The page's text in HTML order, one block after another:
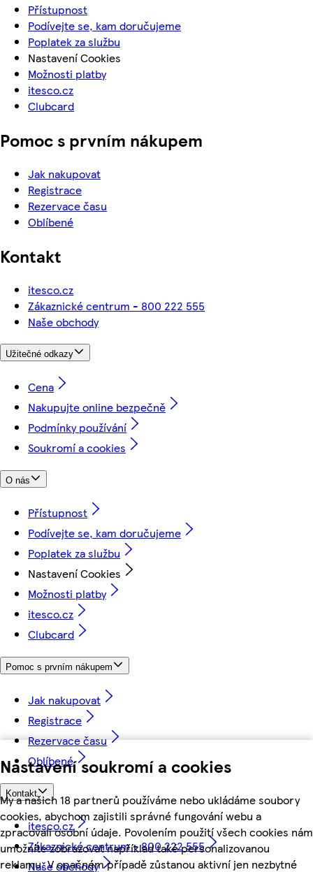
Nastavení soukromí a cookies
My a našich 18 partnerů používáme nebo ukládáme soubory
cookies, abychom zajistili správné fungování webu a
zpracovali osobní údaje. Povolením použití všech cookies nám
umožníte zobrazovat například také personalizovanou
reklamu. V opačném případě zůstanou aktivní jen nezbytné
Přístupnost
Podívejte se, kam doručujeme
Poplatek za službu
Nastavení Cookies
Možnosti platby
itesco.cz
Clubcard
Pomoc s prvním nákupem
Jak nakupovat
Registrace
Rezervace času
Oblíbené
Kontakt
itesco.cz
Zákaznické centrum - 800 222 555
Naše obchody
Užitečné odkazy
Cena
Nakupujte online bezpečně
Podmínky používání
Soukromí a cookies
O nás
Přístupnost
Podívejte se, kam doručujeme
Poplatek za službu
Nastavení Cookies
Možnosti platby
itesco.cz
Clubcard
Pomoc s prvním nákupem
Jak nakupovat
Registrace
Rezervace času
Oblíbené
Kontakt
itesco.cz
Zákaznické centrum - 800 222 555
Naše obchody